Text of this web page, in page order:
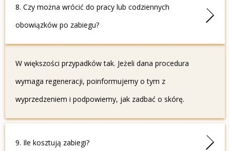
8. Czy można wrócić do pracy lub codziennych
obowiązków po zabiegu?
W większości przypadków tak. Jeżeli dana procedura
wymaga regeneracji, poinformujemy o tym z
wyprzedzeniem i podpowiemy, jak zadbać o skórę.
9. Ile kosztują zabiegi?